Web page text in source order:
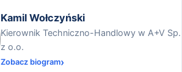
Kamil Wołczyński
Kierownik Techniczno-Handlowy w A+V Sp.
z o.o.
Zobacz biogram